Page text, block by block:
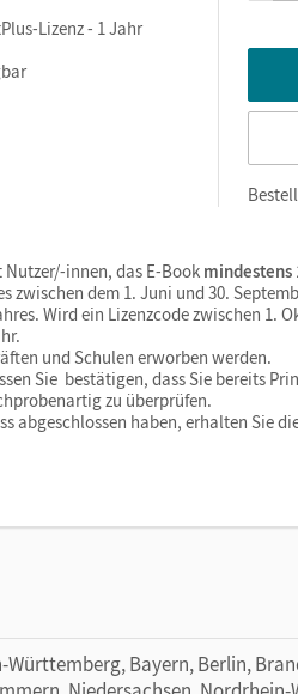
Lizenz - 1 Jahr
innen, das E-Book
zwischen dem 1. Juni und 30.
Wird ein Lizenzcode zwischen 1.
und Schulen erworben werden.
Sie bestätigen, dass Sie bereits
zu überprüfen.
abgeschlossen haben, erhalten Sie
Württemberg, Bayern, Berlin,